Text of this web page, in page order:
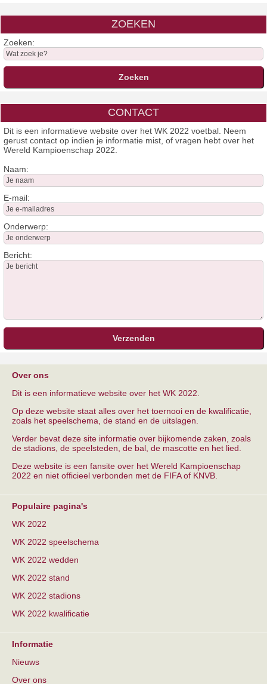
ZOEKEN
Zoeken:
CONTACT
Dit is een informatieve website over het WK 2022 voetbal. Neem
gerust contact op indien je informatie mist, of vragen hebt over het
Wereld Kampioenschap 2022.
Naam:
E-mail:
Onderwerp:
Bericht:
Over ons
Dit is een informatieve website over het WK 2022.
Op deze website staat alles over het toernooi en de kwalificatie,
zoals het speelschema, de stand en de uitslagen.
Verder bevat deze site informatie over bijkomende zaken, zoals
de stadions, de speelsteden, de bal, de mascotte en het lied.
Deze website is een fansite over het Wereld Kampioenschap
2022 en niet officieel verbonden met de FIFA of KNVB.
Populaire pagina's
WK 2022
WK 2022 speelschema
WK 2022 wedden
WK 2022 stand
WK 2022 stadions
WK 2022 kwalificatie
Informatie
Nieuws
Over ons